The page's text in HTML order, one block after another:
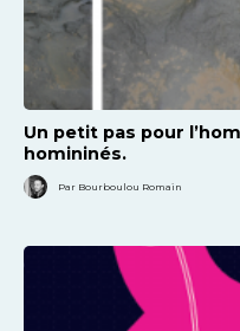
Un petit pas pour
homininés.
Par Bourboulou Romain